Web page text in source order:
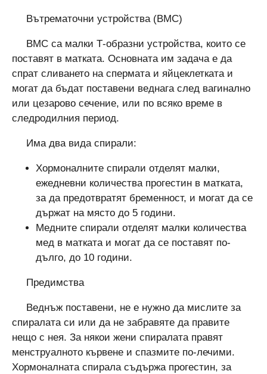
Вътрематочни устройства (ВМС)
ВМС са малки Т-образни устройства, които се
поставят в матката. Основната им задача е да
спрат сливането на спермата и яйцеклетката и
могат да бъдат поставени веднага след вагинално
или цезарово сечение, или по всяко време в
следродилния период.
Има два вида спирали:
Хормоналните спирали отделят малки,
ежедневни количества прогестин в матката,
за да предотвратят бременност, и могат да се
държат на място до 5 години.
Медните спирали отделят малки количества
мед в матката и могат да се поставят по-
дълго, до 10 години.
Предимства
Веднъж поставени, не е нужно да мислите за
спиралата си или да не забравяте да правите
нещо с нея. За някои жени спиралата правят
менструалното кървене и спазмите по-лечими.
Хормоналната спирала съдържа прогестин, за